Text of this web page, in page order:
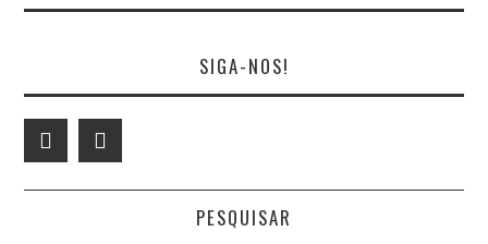
SIGA-NOS!
PESQUISAR